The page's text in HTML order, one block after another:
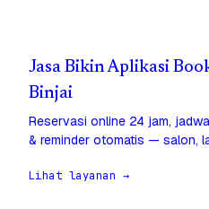
Jasa Bikin Aplikasi
Binjai
Reservasi online 24 jam,
& reminder otomatis — salon,
Lihat layanan →